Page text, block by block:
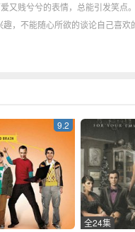
贱兮兮的表情，总能引发笑点
，不能随心所欲的谈论自己喜
9.2
全24集